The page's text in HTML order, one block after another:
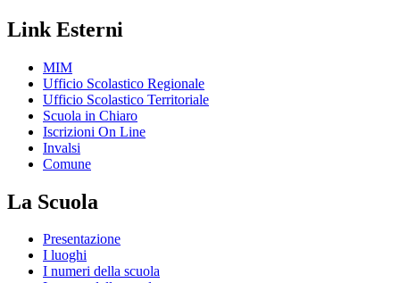
Link Esterni
MIM
Ufficio Scolastico Regionale
Ufficio Scolastico Territoriale
Scuola in Chiaro
Iscrizioni On Line
Invalsi
Comune
La Scuola
Presentazione
I luoghi
I numeri della scuola